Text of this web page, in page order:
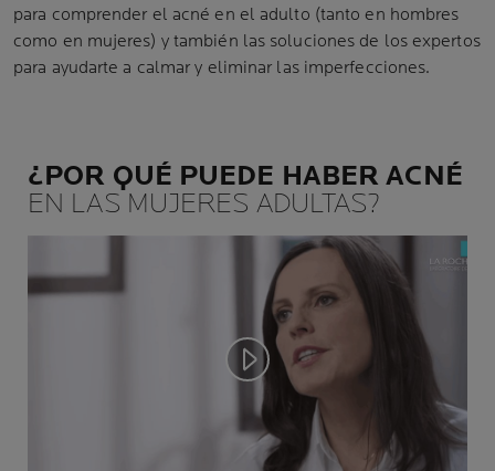
para comprender el acné en el adulto (tanto en hombres
como en mujeres) y también las soluciones de los expertos
para ayudarte a calmar y eliminar las imperfecciones.
¿POR QUÉ PUEDE HABER ACNÉ
EN LAS MUJERES ADULTAS?
Play video